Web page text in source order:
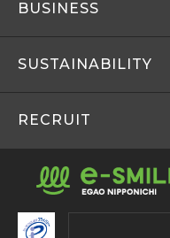
BUSINESS
SUSTAINABILITY
RECRUIT